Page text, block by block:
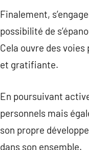
Finalement,
possibilité de
Cela ouvre des
et gratifiante.
En poursuivant
personnels mais
son propre
dans son ensemble.